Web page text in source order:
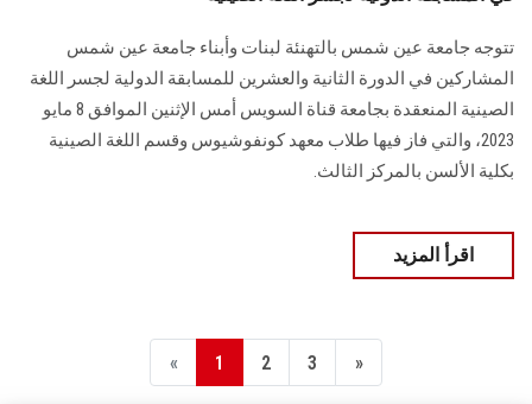
تتوجه جامعة عين شمس بالتهنئة لبنات وأبناء جامعة عين شمس
المشاركين في الدورة الثانية والعشرين للمسابقة الدولية لجسر اللغة
الصينية المنعقدة بجامعة قناة السويس أمس الإثنين الموافق 8 مايو
2023، والتي فاز فيها طلاب معهد كونفوشيوس وقسم اللغة الصينية
بكلية الألسن بالمركز الثالث.
اقرأ المزيد
« 1 2 3 »